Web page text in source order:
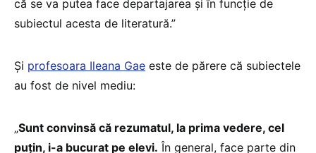
că se va putea face departajarea și în funcție de
subiectul acesta de literatură.”
Și profesoara Ileana Gae este de părere că subiectele
au fost de nivel mediu:
„Sunt convinsă că rezumatul, la prima vedere, cel
puțin, i-a bucurat pe elevi. În general, face parte din